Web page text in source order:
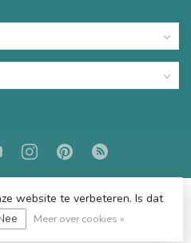
2026 KKEC
website te verbeteren. Is dat
Meer over cookies »